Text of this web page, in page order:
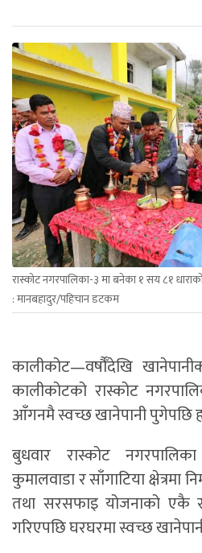
रास्कोट नगरपालिका-३ मा बनेका १ सय ८१
: मानबहादुर/पहिचान डटकम
कालीकोट—वर्षौँदेखि
कालीकोटको रास्कोट
आँगनमै स्वच्छ खानेपानी पुगेपछि
बुधवार रास्कोट
कुमालवाडा र साँगाटिया क्षेत्रमा
तथा सरसफाइ योजनाको एकै
गरिएपछि घरघरमा स्वच्छ